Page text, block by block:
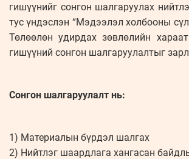
гишүүнийг сонгон шалгаруулах
тус үндэслэн “Мэдээлэл холбооны
Төлөөлөн удирдах зөвлөлийн
гишүүний сонгон шалгаруулалтыг
Сонгон шалгаруулалт нь:
1) Материалын бүрдэл шалгах
2) Нийтлэг шаардлага хангасан